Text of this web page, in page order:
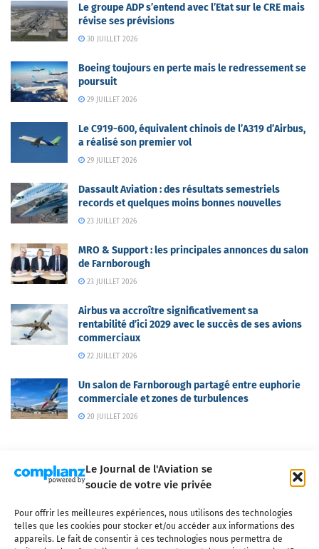
Le Journal de l'Aviation se
soucie de votre vie privée
Pour offrir les meilleures expériences, nous utilisons des technologies
telles que les cookies pour stocker et/ou accéder aux informations des
appareils. Le fait de consentir à ces technologies nous permettra de
Le groupe ADP s’entend avec l’Etat sur le CRE mais
révise ses prévisions
30 JUILLET 2026
Boeing toujours en perte mais le redressement se
poursuit
29 JUILLET 2026
Le C919-600, équivalent chinois de l’A319 d’Airbus,
a réalisé son premier vol
29 JUILLET 2026
Dassault Aviation : des résultats semestriels
records et quelques moins bonnes nouvelles
23 JUILLET 2026
MRO & Support : les principales annonces du salon
de Farnborough
23 JUILLET 2026
Airbus va accroître significativement sa
rentabilité d’ici 2029 avec le succès de ses avions
commerciaux
22 JUILLET 2026
Un salon de Farnborough partagé entre euphorie
commerciale et zones de turbulences
20 JUILLET 2026
Qui sommes-nous ? Nous contacter
Partenaires
Mentions légales
CGV Politique de confidentialité Cookies